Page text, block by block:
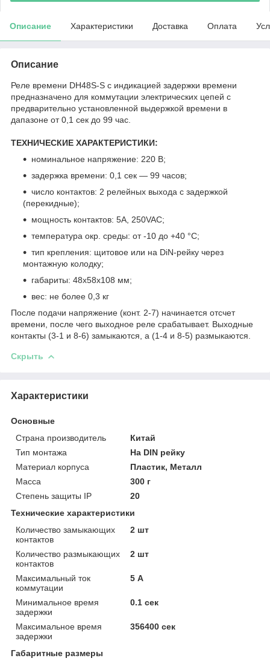
Описание Характеристики Доставка Оплата
Описание
Реле времени DH48S-S с индикацией задержки времени
предназначено для коммутации электрических цепей с
предварительно установленной выдержкой времени в
дапазоне от 0,1 сек до 99 час.
ТЕХНИЧЕСКИЕ ХАРАКТЕРИСТИКИ:
номинальное напряжение: 220 В;
задержка времени: 0,1 сек ― 99 часов;
число контактов: 2 релейных выхода с задержкой
(перекидные);
мощность контактов: 5А, 250VAC;
температура окр. среды: от -10 до +40 °С;
тип крепления: щитовое или на DiN-рейку через
монтажную колодку;
габариты: 48х58х108 мм;
вес: не более 0,3 кг
После подачи напряжение (конт. 2-7) начинается отсчет
времени, после чего выходное реле срабатывает. Выходные
контакты (3-1 и 8-6) замыкаются, а (1-4 и 8-5) размыкаются.
Скрыть
Характеристики
Основные
Страна производитель
Китай
Тип монтажа
На DIN рейку
Материал корпуса
Пластик, Металл
Масса
300 г
Степень защиты IP
20
Технические характеристики
Количество замыкающих
контактов
2 шт
Количество размыкающих
контактов
2 шт
Максимальный ток
коммутации
5 А
Минимальное время
задержки
0.1 сек
Максимальное время
задержки
356400 сек
Габаритные размеры